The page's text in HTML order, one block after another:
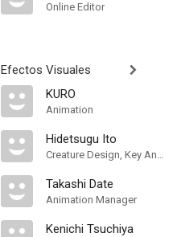
Online Editor
Efectos Visuales
KURO
Animation
Hidetsugu Ito
Creature Design, Key Animation
Takashi Date
Animation Manager
Kenichi Tsuchiya